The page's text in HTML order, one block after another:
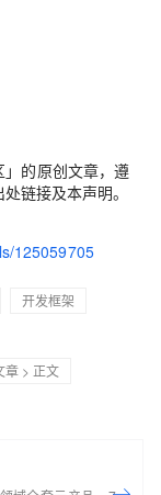
的原创文章，遵
链接及本声明。
125059705
开发框架
章 > 正文